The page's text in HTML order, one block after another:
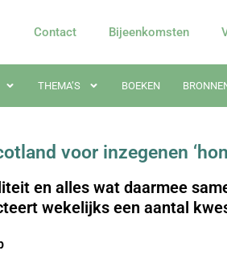
Contact Bijeenkomsten
THEMA’S BOEKEN
voor inzegenen
en alles wat daarmee
wekelijks een aantal